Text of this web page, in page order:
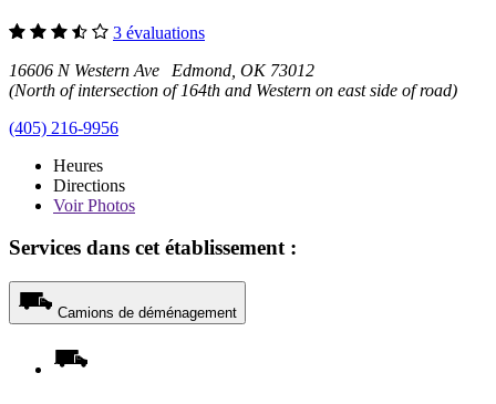
3 évaluations
16606 N Western Ave Edmond, OK 73012
(North of intersection of 164th and Western on east side of road)
(405) 216-9956
Heures
Directions
VoirPhotos
Services dans cet établissement :
Camions de déménagement